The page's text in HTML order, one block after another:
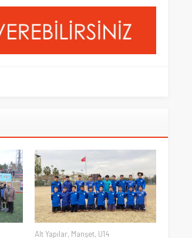
Alt Yapılar, Manşet, U14